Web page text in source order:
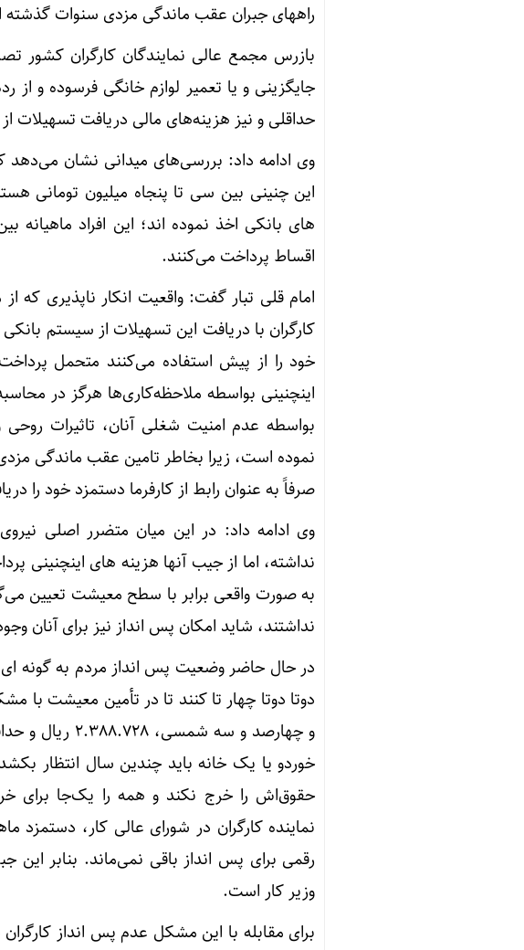
راههای جبران عقب ماندگی مزدی سنوات
بازرس مجمع عالی نمایندگان کارگران کشور
جایگزینی و یا تعمیر لوازم خانگی فرسوده و
حداقلی و نیز هزینه‌های مالی دریافت تسهیلات
وی ادامه داد: بررسی‌های میدانی نشان می‌دهد
این چنینی بین سی تا پنجاه میلیون تومانی
های بانکی اخذ نموده اند؛ این افراد
اقساط پرداخت می‌کنند.
امام قلی تبار گفت: واقعیت انکار ناپذیری
کارگران با دریافت این تسهیلات از سیستم
خود را از پیش استفاده می‌کنند متحمل
اینچنینی بواسطه ملاحظه‌کاری‌ها هرگز در
بواسطه عدم امنیت شغلی آنان، تاثیرات
نموده است، زیرا بخاطر تامین عقب ماندگی
صرفاً به عنوان رابط از کارفرما دستمزد خود را
وی ادامه داد: در این میان متضرر اصلی
نداشته، اما از جیب آنها هزینه های اینچنینی
به صورت واقعی برابر با سطح معیشت تعیین
نداشتند، شاید امکان پس انداز نیز برای آنان
در حال حاضر وضعیت پس انداز مردم به گونه
دوتا دوتا چهار تا کنند تا در تأمین معیشت با
خوردو یا یک خانه باید چندین سال انتظار
حقوق‌اش را خرج نکند و همه را یک‌جا برای
رقمی برای پس انداز باقی نمی‌ماند. بنابر این
وزیر کار است.
برای مقابله با این مشکل عدم پس انداز